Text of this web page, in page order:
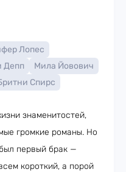
Лопес
Депп
Мила Йовович
Спирс
знаменитостей,
громкие романы. Но
первый брак —
короткий, а порой